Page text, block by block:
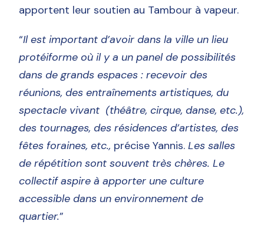
apportent leur soutien au Tambour à vapeur.
“Il est important d’avoir dans la ville un lieu
protéiforme où il y a un panel de possibilités
dans de grands espaces : recevoir des
réunions, des entraînements artistiques, du
spectacle vivant (théâtre, cirque, danse, etc.),
des tournages, des résidences d’artistes, des
fêtes foraines, etc., précise Yannis.Les salles
de répétition sont souvent très chères. Le
collectif aspire à apporter une culture
accessible dans un environnement de
quartier.”